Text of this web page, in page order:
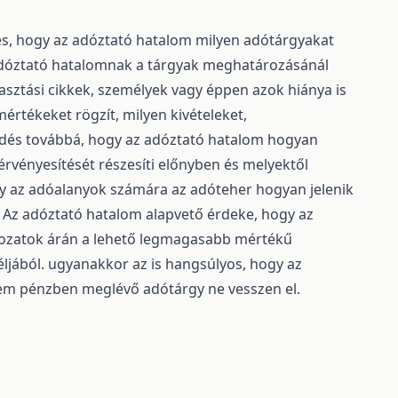
hogy az adóztató hatalom milyen adótárgyakat
hatalomnak a tárgyak meghatározásánál
cikkek, személyek vagy éppen azok hiánya is
rögzít, milyen kivételeket,
továbbá, hogy az adóztató hatalom hogyan
részesíti előnyben és melyektől
adóalanyok számára az adóteher hogyan jelenik
adóztató hatalom alapvető érdeke, hogy az
árán a lehető legmagasabb mértékű
ugyanakkor az is hangsúlyos, hogy az
pénzben meglévő adótárgy ne vesszen el.